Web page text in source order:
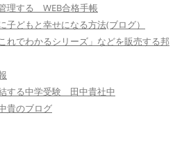
理する WEB合格手帳
子どもと幸せになる方法(ブログ）
れでわかるシリーズ」などを販売する邦
する中学受験 田中貴社中
貴のブログ